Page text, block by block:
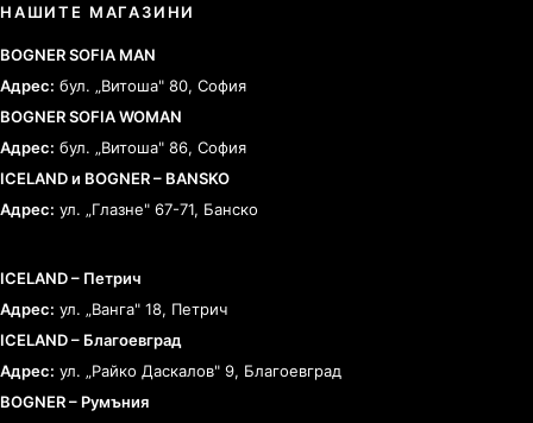
НАШИТЕ МАГАЗИНИ
BOGNER SOFIA MAN
Адрес: бул. „Витоша" 80, София
BOGNER SOFIA WOMAN
Адрес: бул. „Витоша" 86, София
ICELAND и BOGNER – BANSKO
Адрес: ул. „Глазне" 67-71, Банско
ICELAND – Петрич
Адрес: ул. „Ванга" 18, Петрич
ICELAND – Благоевград
Адрес: ул. „Райко Даскалов" 9, Благоевград
BOGNER – Румъния